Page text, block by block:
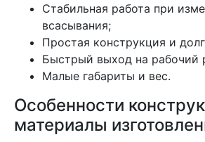
Стабильная работа при
всасывания;
Простая конструкция и
Быстрый выход на рабочий
Малые габариты и вес.
Особенности
материалы